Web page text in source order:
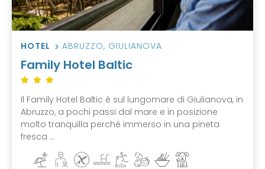
HOTEL ABRUZZO, GIULIANOVA
Family Hotel Baltic
Il Family Hotel Baltic è sul lungomare di Giulianova, in
Abruzzo, a pochi passi dal mare e in posizione
molto tranquilla perché immerso in una pineta
fresca ...